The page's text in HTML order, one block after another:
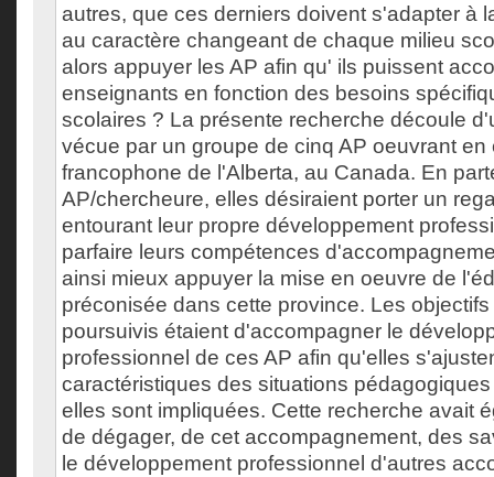
autres, que ces derniers doivent s'adapter à
au caractère changeant de chaque milieu
alors appuyer les AP afin qu' ils puissent
enseignants en fonction des besoins
scolaires ? La présente recherche découle
vécue par un groupe de cinq AP oeuvrant en
francophone de l'Alberta, au Canada. En
AP/chercheure, elles désiraient porter un
entourant leur propre développement
parfaire leurs compétences
ainsi mieux appuyer la mise en oeuvre de
préconisée dans cette province. Les
poursuivis étaient d'accompagner le
professionnel de ces AP afin qu'elles
caractéristiques des situations
elles sont impliquées. Cette recherche avait
de dégager, de cet accompagnement, des
le développement professionnel d'autres